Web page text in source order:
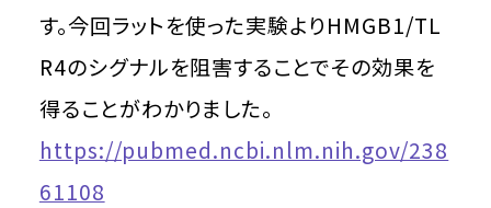
す。今回ラットを使った実験よりHMGB1/TL
R4のシグナルを阻害することでその効果を
得ることがわかりました。
https://pubmed.ncbi.nlm.nih.gov/238
61108